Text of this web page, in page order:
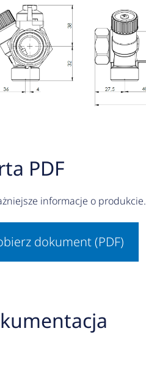
PDF
informacje o produkcie.
dokument (PDF)